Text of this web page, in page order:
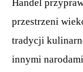
Handel
przestrzeni
tradycji
innymi